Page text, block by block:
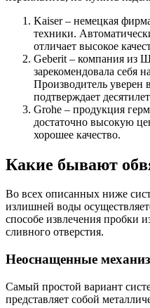
Kaiser – немецкая
техники.
отличает высокое
Geberit – компания из
зарекомендовала себя
Производитель уверен
подтверждает
Grohe – продукция
достаточно высокую
хорошее качество.
Какие бывают
Во всех описанных ниже
излишней воды
способе извлечения пробки
сливного отверстия.
Неоснащенные
Самый простой вариант
представляет собой